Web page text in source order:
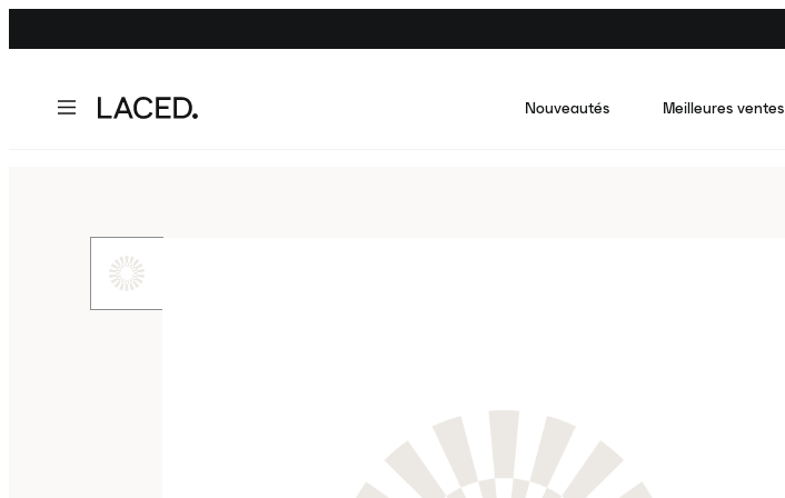
Nouveautés Meilleures ventes